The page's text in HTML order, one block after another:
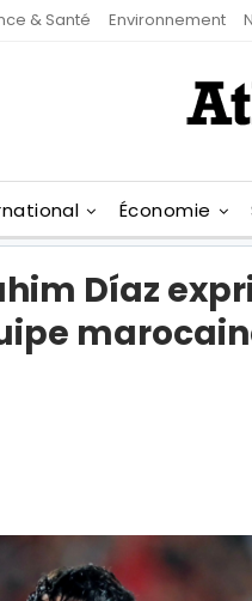
& Santé Environnement
Économie
Díaz